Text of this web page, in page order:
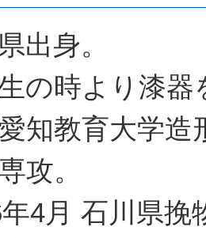
出身。
の時より漆器
知教育大学造
攻。
4月 石川県挽